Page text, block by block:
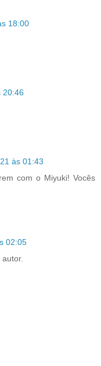
18:00
20:46
às 01:43
com o Miyuki! Vocês
02:05